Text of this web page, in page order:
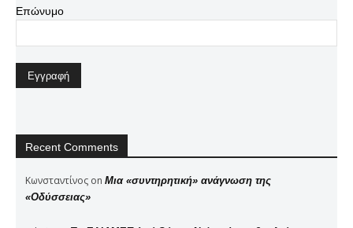
Επώνυμο
Recent Comments
Κωνσταντίνος on Μια «συντηρητική» ανάγνωση της
«Οδύσσειας»